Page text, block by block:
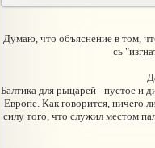
Думаю, что объяснение в том,
сь
Балтика для рыцарей - пустое и
Европе. Как говорится, ничего
силу того, что служил местом